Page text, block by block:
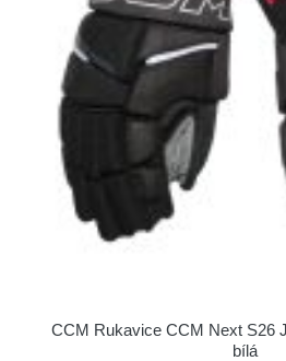
CCM Rukavice CCM Next S26
bílá